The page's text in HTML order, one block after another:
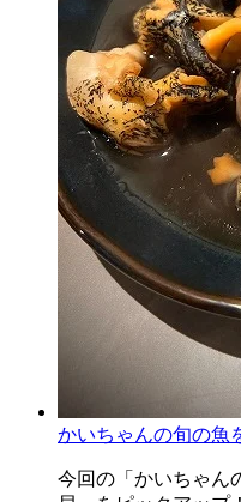
かいちゃんの旬の魚
今回の「かいちゃん